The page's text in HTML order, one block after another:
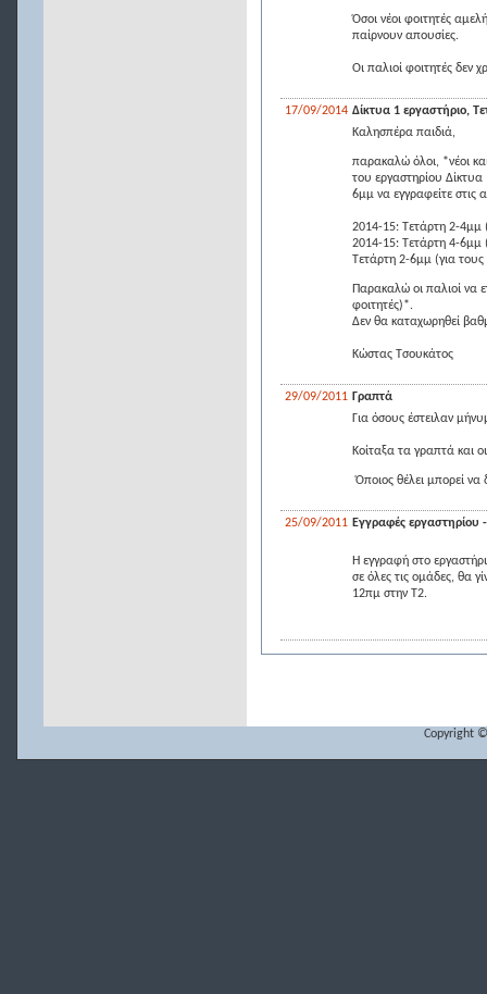
Όσοι νέοι φοιτητές
παίρνουν απουσίες.
Οι παλιοί φοιτητές δεν
17/09/2014 Δίκτυα 1 εργαστήριο,
Καλησπέρα παιδιά,
παρακαλώ όλοι, *νέοι
του εργαστηρίου Δίκτυα
6μμ να εγγραφείτε στις
2014-15: Τετάρτη 2-4μμ
2014-15: Τετάρτη 4-6μμ
Τετάρτη 2-6μμ (για τους
Παρακαλώ οι παλιοί να
φοιτητές)*.
Δεν θα καταχωρηθεί
Κώστας Τσουκάτος
29/09/2011 Γραπτά
Για όσους έστειλαν
Κοίταξα τα γραπτά και
Όποιος θέλει μπορεί να
25/09/2011 Εγγραφές εργαστηρίου
Η εγγραφή στο
σε όλες τις ομάδες, θα
12πμ στην Τ2.
Copyright